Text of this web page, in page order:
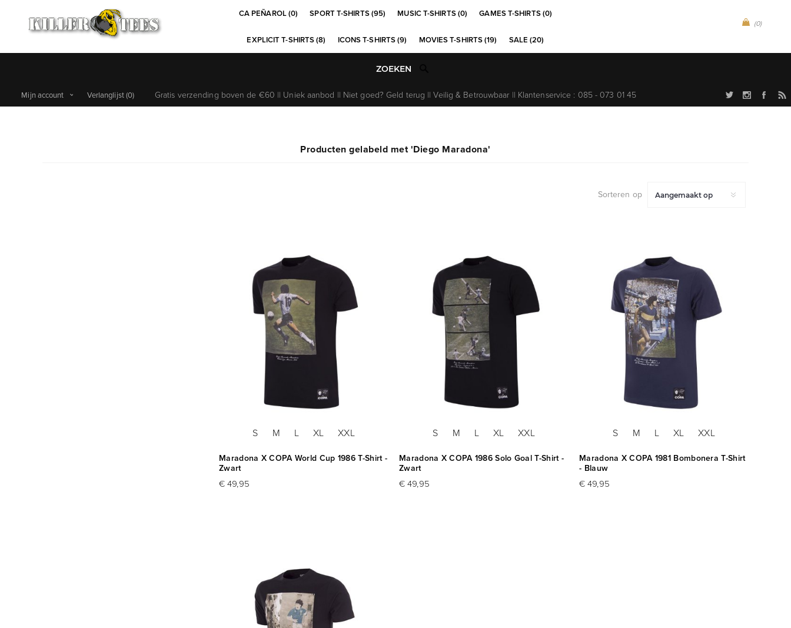
(0)
CA PEÑAROL (0) SPORT T-SHIRTS (95) MUSIC T-SHIRTS (0) GAMES T-SHIRTS (0)
EXPLICIT T-SHIRTS (8) ICONS T-SHIRTS (9) MOVIES T-SHIRTS (19) SALE (20)
Gratis verzending boven de €60 || Uniek aanbod || Niet goed? Geld terug || Veilig & Betrouwbaar || Klantenservice : 085 - 073 01 45
Mijn account Verlanglijst(0)
Producten gelabeld met 'Diego Maradona'
Sorteren op
S M L XL XXL
Maradona X COPA World Cup 1986 T-Shirt -
Zwart
€ 49,95
S M L XL XXL
Maradona X COPA 1986 Solo Goal T-Shirt -
Zwart
€ 49,95
S M L XL XXL
Maradona X COPA 1981 Bombonera T-Shirt
- Blauw
€ 49,95